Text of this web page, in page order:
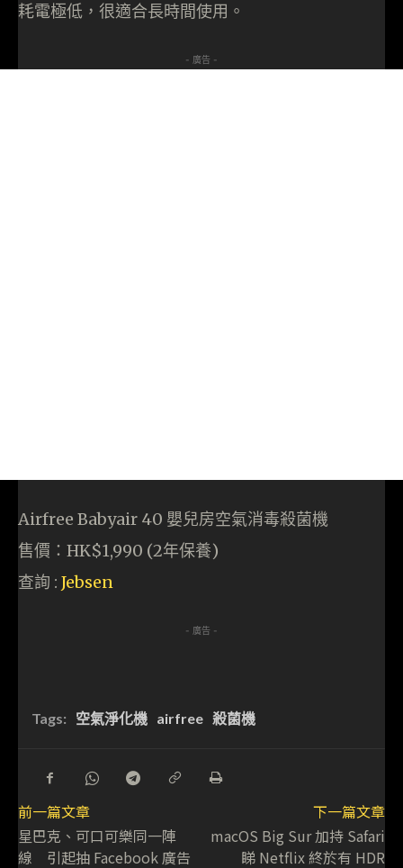
耗電極低，很適合長時間使用。
- 廣告 -
Airfree Babyair 40 嬰兒房空氣消毒殺菌機
售價：HK$1,990 (2年保養)
查詢 : Jebsen
- 廣告 -
Tags: 空氣淨化機 airfree 殺菌機
前一篇文章
星巴克、可口可樂同一陣
線 引起抽 Facebook 廣告
下一篇文章
macOS Big Sur 加持 Safari
睇 Netflix 終於有 HDR